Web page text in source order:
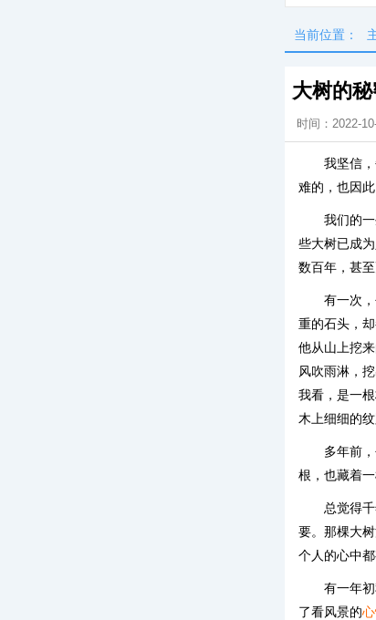
当前位置：
大树的
时间：2022-
我坚信
难的，也因
我们的
些大树已成
数百年，甚
有一次
重的石头，
他从山上挖
风吹雨淋，
我看，是一
木上细细的
多年前
根，也藏着
总觉得
要。那棵大
个人的心中
有一年
了看风景的